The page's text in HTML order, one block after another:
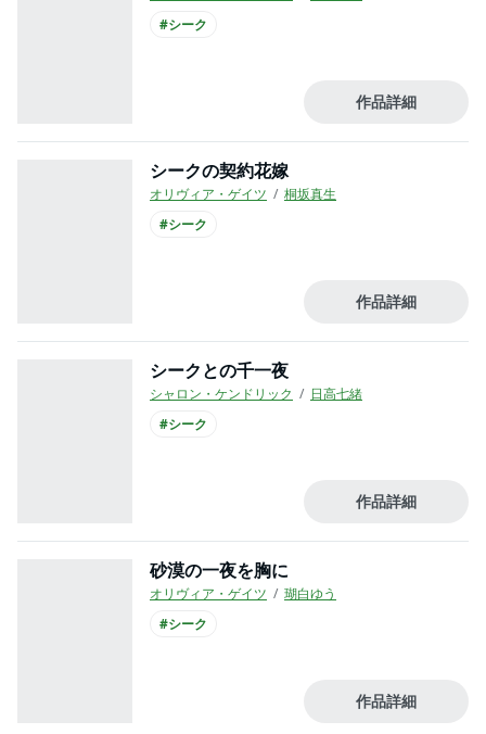
#シーク
作品詳細
シークの契約花嫁
オリヴィア・ゲイツ
桐坂真生
#シーク
作品詳細
シークとの千一夜
シャロン・ケンドリック
日高七緒
#シーク
作品詳細
砂漠の一夜を胸に
オリヴィア・ゲイツ
瑚白ゆう
#シーク
作品詳細